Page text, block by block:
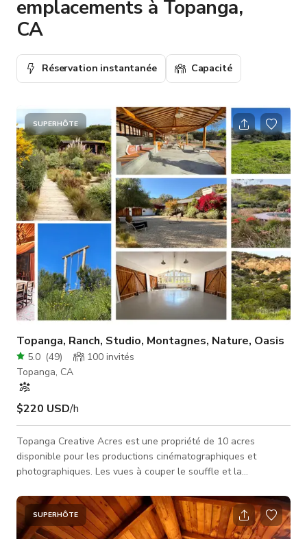
emplacements à Topanga,
CA
Réservation instantanée Capacité
SUPERHÔTE
Topanga, Ranch, Studio, Montagnes, Nature, Oasis
5.0 (49) 100 invités
Topanga, CA
$220 USD/h
Topanga Creative Acres est une propriété de 10 acres
disponible pour les productions cinématographiques et
photographiques. Les vues à couper le souffle et la
sommes à quelques minutes de Los Angeles. Nous proposons
un studio de 600 pieds carrés avec lumière du jour, une
station complète de maquillage et coiffure, ainsi que
SUPERHÔTE